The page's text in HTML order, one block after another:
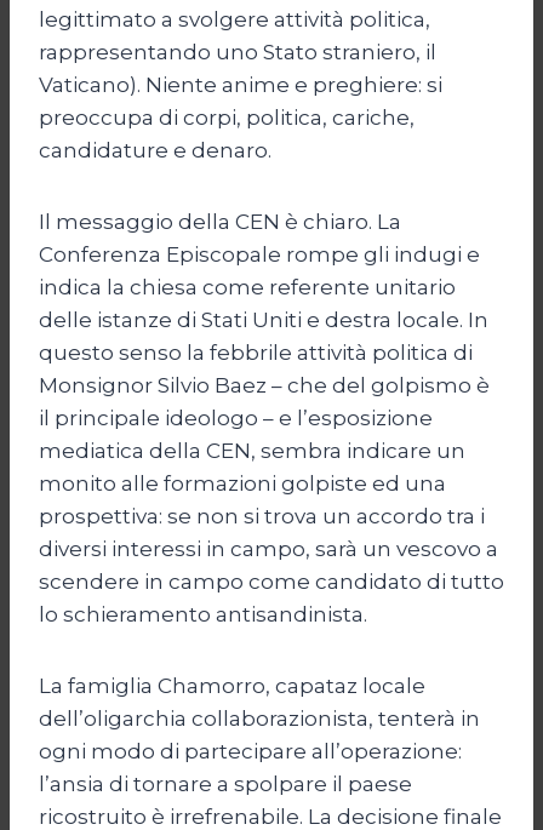
legittimato a svolgere attività politica,
rappresentando uno Stato straniero, il
Vaticano). Niente anime e preghiere: si
preoccupa di corpi, politica, cariche,
candidature e denaro.
Il messaggio della CEN è chiaro. La
Conferenza Episcopale rompe gli indugi e
indica la chiesa come referente unitario
delle istanze di Stati Uniti e destra locale. In
questo senso la febbrile attività politica di
Monsignor Silvio Baez – che del golpismo è
il principale ideologo – e l’esposizione
mediatica della CEN, sembra indicare un
monito alle formazioni golpiste ed una
prospettiva: se non si trova un accordo tra i
diversi interessi in campo, sarà un vescovo a
scendere in campo come candidato di tutto
lo schieramento antisandinista.
La famiglia Chamorro, capataz locale
dell’oligarchia collaborazionista, tenterà in
ogni modo di partecipare all’operazione:
l’ansia di tornare a spolpare il paese
ricostruito è irrefrenabile. La decisione finale